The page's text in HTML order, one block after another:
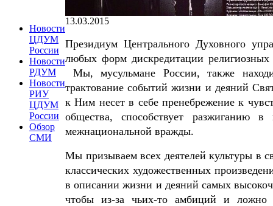
Новости
ЦДУМ
России
Новости
РДУМ
Новости
РИУ
ЦДУМ
России
Обзор
СМИ
13.03.2015
Президиум Центрального Духовного
любых форм дискредитации
Мы, мусульмане России, также
трактование событий жизни и деяний
к Ним несет в себе пренебрежение к
общества, способствует разжиганию
межнациональной вражды.
Мы призываем всех деятелей культуры в
классических художественных
в описании жизни и деяний самых
чтобы из-за чьих-то амбиций и ложно